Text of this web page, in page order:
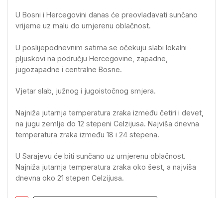
U Bosni i Hercegovini danas će preovladavati sunčano
vrijeme uz malu do umjerenu oblačnost.
U poslijepodnevnim satima se očekuju slabi lokalni
pljuskovi na području Hercegovine, zapadne,
jugozapadne i centralne Bosne.
Vjetar slab, južnog i jugoistočnog smjera.
Najniža jutarnja temperatura zraka između četiri i devet,
na jugu zemlje do 12 stepeni Celzijusa. Najviša dnevna
temperatura zraka između 18 i 24 stepena.
U Sarajevu će biti sunčano uz umjerenu oblačnost.
Najniža jutarnja temperatura zraka oko šest, a najviša
dnevna oko 21 stepen Celzijusa.